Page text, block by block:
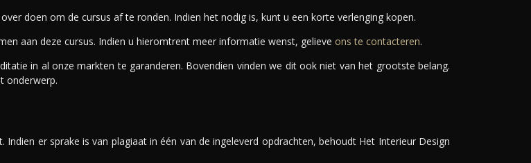
doen om de cursus af te ronden. Indien het nodig is, kunt u een korte verlenging kopen.
aan deze cursus. Indien u hieromtrent meer informatie wenst, gelieve ons te contacteren.
in al onze markten te garanderen. Bovendien vinden we dit ook niet van het grootste belang.
onderwerp.
er sprake is van plagiaat in één van de ingeleverd opdrachten, behoudt Het Interieur Design